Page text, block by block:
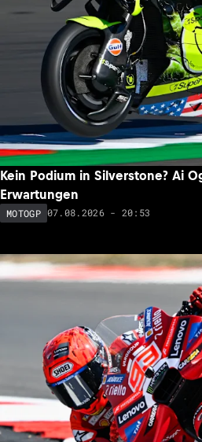
Kein Podium in Silverstone? Ai
Erwartungen
MOTOGP 07.08.2026 - 20:53